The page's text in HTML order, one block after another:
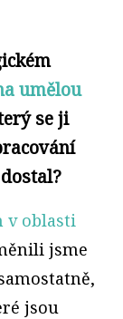
umělou
se ji
v oblasti
jsme
jsou